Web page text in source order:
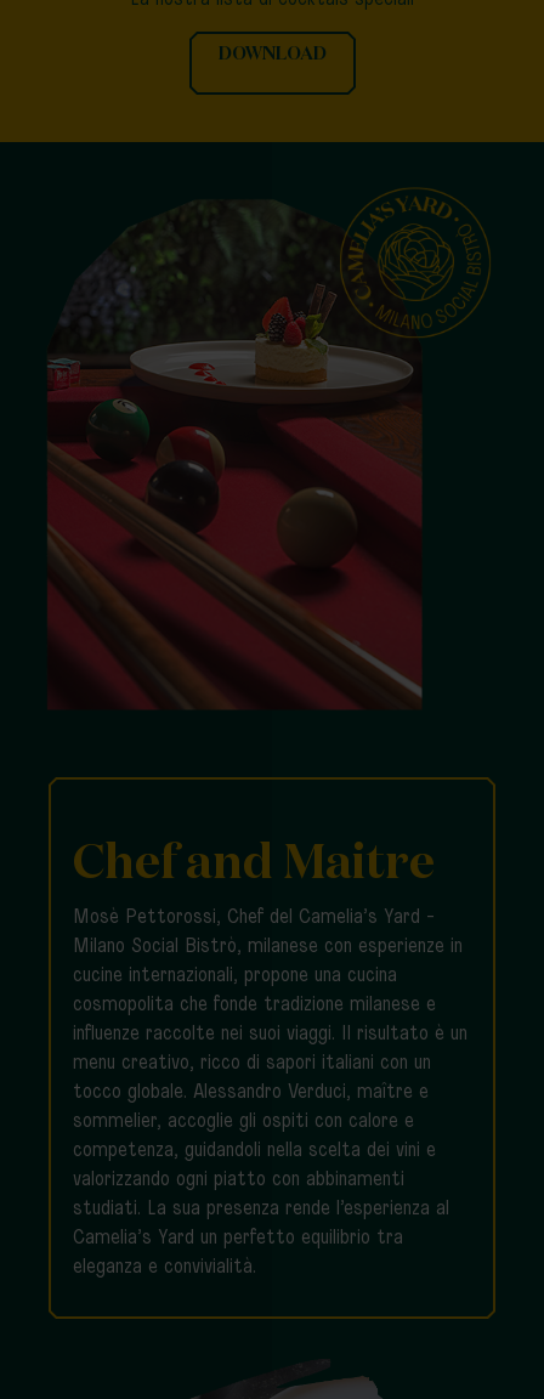
DOWNLOAD
Chef and Maitre
Mosè Pettorossi, Chef del Camelia’s Yard -
Milano Social Bistrò, milanese con esperienze in
cucine internazionali, propone una cucina
cosmopolita che fonde tradizione milanese e
influenze raccolte nei suoi viaggi. Il risultato è un
menu creativo, ricco di sapori italiani con un
tocco globale. Alessandro Verduci, maître e
sommelier, accoglie gli ospiti con calore e
competenza, guidandoli nella scelta dei vini e
valorizzando ogni piatto con abbinamenti
studiati. La sua presenza rende l’esperienza al
Camelia’s Yard un perfetto equilibrio tra
eleganza e convivialità.